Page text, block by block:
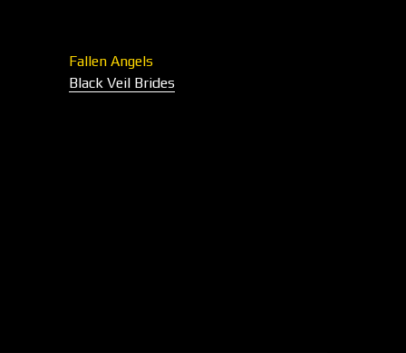
Fallen Angels
Black Veil Brides